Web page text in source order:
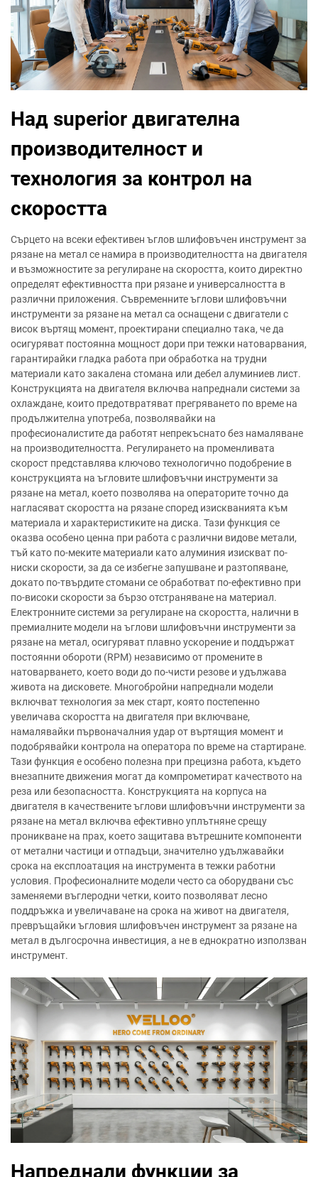
Над superior двигателна
производителност и
технология за контрол на
скоростта
Сърцето на всеки ефективен ъглов шлифовъчен инструмент за
рязане на метал се намира в производителността на двигателя
и възможностите за регулиране на скоростта, които директно
определят ефективността при рязане и универсалността в
различни приложения. Съвременните ъглови шлифовъчни
инструменти за рязане на метал са оснащени с двигатели с
висок въртящ момент, проектирани специално така, че да
осигуряват постоянна мощност дори при тежки натоварвания,
гарантирайки гладка работа при обработка на трудни
материали като закалена стомана или дебел алуминиев лист.
Конструкцията на двигателя включва напреднали системи за
охлаждане, които предотвратяват прегряването по време на
продължителна употреба, позволявайки на
професионалистите да работят непрекъснато без намаляване
на производителността. Регулирането на променливата
скорост представлява ключово технологично подобрение в
конструкцията на ъгловите шлифовъчни инструменти за
рязане на метал, което позволява на операторите точно да
нагласяват скоростта на рязане според изискванията към
материала и характеристиките на диска. Тази функция се
оказва особено ценна при работа с различни видове метали,
тъй като по-меките материали като алуминия изискват по-
ниски скорости, за да се избегне запушване и разтопяване,
докато по-твърдите стомани се обработват по-ефективно при
по-високи скорости за бързо отстраняване на материал.
Електронните системи за регулиране на скоростта, налични в
премиалните модели на ъглови шлифовъчни инструменти за
рязане на метал, осигуряват плавно ускорение и поддържат
постоянни обороти (RPM) независимо от промените в
натоварването, което води до по-чисти резове и удължава
живота на дисковете. Многобройни напреднали модели
включват технология за мек старт, която постепенно
увеличава скоростта на двигателя при включване,
намалявайки първоначалния удар от въртящия момент и
подобрявайки контрола на оператора по време на стартиране.
Тази функция е особено полезна при прецизна работа, където
внезапните движения могат да компрометират качеството на
реза или безопасността. Конструкцията на корпуса на
двигателя в качествените ъглови шлифовъчни инструменти за
рязане на метал включва ефективно уплътняне срещу
проникване на прах, което защитава вътрешните компоненти
от метални частици и отпадъци, значително удължавайки
срока на експлоатация на инструмента в тежки работни
условия. Професионалните модели често са оборудвани със
заменяеми въглеродни четки, които позволяват лесно
поддръжка и увеличаване на срока на живот на двигателя,
превръщайки ъгловия шлифовъчен инструмент за рязане на
метал в дългосрочна инвестиция, а не в еднократно използван
инструмент.
Напреднали функции за